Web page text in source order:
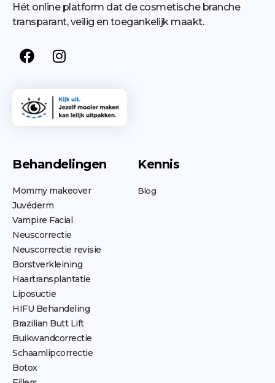
Hét online platform dat de cosmetische branche
transparant, veilig en toegankelijk maakt.
Behandelingen
Mommy makeover
Juvéderm
Vampire Facial
Neuscorrectie
Neuscorrectie revisie
Borstverkleining
Haartransplantatie
Liposuctie
HIFU Behandeling
Brazilian Butt Lift
Buikwandcorrectie
Schaamlipcorrectie
Botox
Kennis
Blog